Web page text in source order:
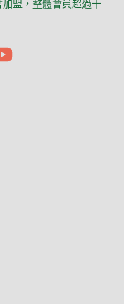
盟，整體會員超過十